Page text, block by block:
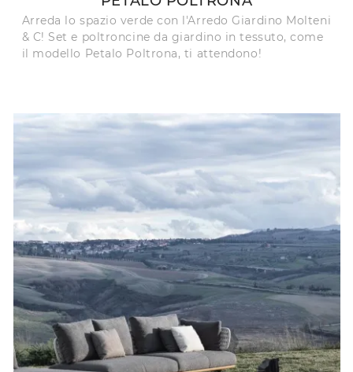
Arreda lo spazio verde con l'Arredo Giardino Molteni
& C! Set e poltroncine da giardino in tessuto, come
il modello Petalo Poltrona, ti attendono!